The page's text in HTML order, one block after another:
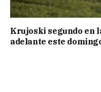
Krujoski segundo en
adelante este